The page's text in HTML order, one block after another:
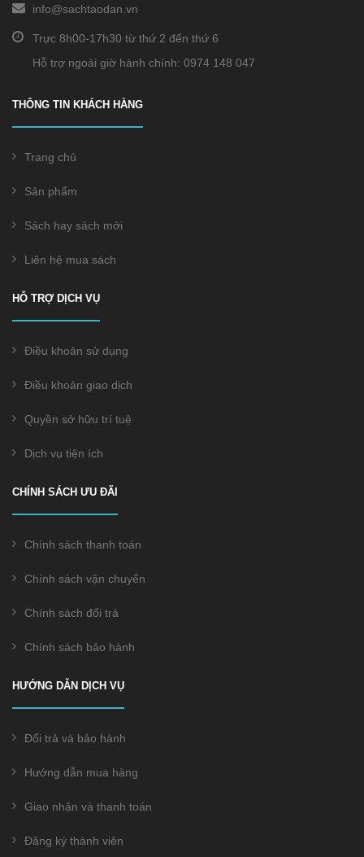
info@sachtaodan.vn
Trực 8h00-17h30 từ thứ 2 đến thứ 6
Hỗ trợ ngoài giờ hành chính: 0974 148 047
THÔNG TIN KHÁCH HÀNG
Trang chủ
Sản phẩm
Sách hay sách mới
Liên hệ mua sách
HỖ TRỢ DỊCH VỤ
Điều khoản sử dụng
Điều khoản giao dịch
Quyền sở hữu trí tuệ
Dịch vụ tiện ích
CHÍNH SÁCH ƯU ĐÃI
Chính sách thanh toán
Chính sách vận chuyển
Chính sách đổi trả
Chính sách bảo hành
HƯỚNG DẪN DỊCH VỤ
Đổi trả và bảo hành
Hướng dẫn mua hàng
Giao nhận và thanh toán
Đăng ký thành viên